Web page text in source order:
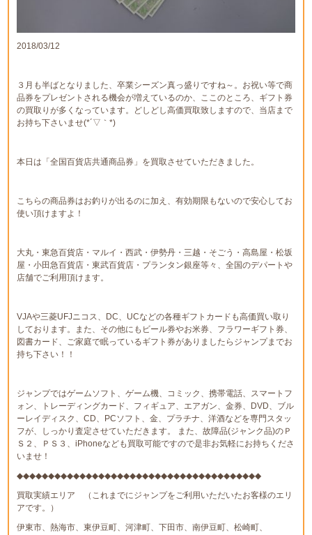
2018/03/12
３月も半ばとなりました、卒業シーズン真っ盛りですね～。お祝い等で商
品券をプレゼントされる機会が増えているのか、ここのところ、ギフト券
の買取りが多くなっています。どしどし高価買取致しますので、当店まで
お持ち下さいませ(*´▽｀*)
本日は「全国百貨店共通商品券」を買取させていただきました。
こちらの商品券はお釣りが出るのに加え、有効期限もないので安心してお
使い頂けますよ！
大丸・東急百貨店・マルイ・西武・伊勢丹・三越・そごう・高島屋・松坂
屋・小田急百貨店・東武百貨店・プランタン銀座等々、全国のデパートや
店舗でご利用頂けます。
VJAや三菱UFJニコス、DC、UCなどの各種ギフトカードも高価買い取り
しております。また、その他にもビール券やお米券、フラワーギフト券、
図書カード、ご家庭で眠っているギフト券がありましたらジャンプまでお
持ち下さい！！
ジャンプではゲームソフト、ゲーム機、コミック、携帯電話、スマートフ
ォン、トレーディングカード、フィギュア、エアガン、金券、DVD、ブル
ーレイディスク、CD、PCソフト、金、プラチナ、洋酒などを専門スタッ
フが、しっかり査定させていただきます。 また、故障品(ジャンク品)のＰ
Ｓ２、ＰＳ３、iPhoneなども買取可能ですので是非お気軽にお持ちくださ
いませ！
◆◆◆◆◆◆◆◆◆◆◆◆◆◆◆◆◆◆◆◆◆◆◆◆◆◆◆◆◆◆◆◆◆◆◆◆◆◆◆
買取実績エリア （これまでにジャンプをご利用いただいたお客様のエリ
アです。）
伊東市、熱海市、東伊豆町、河津町、下田市、南伊豆町、松崎町、